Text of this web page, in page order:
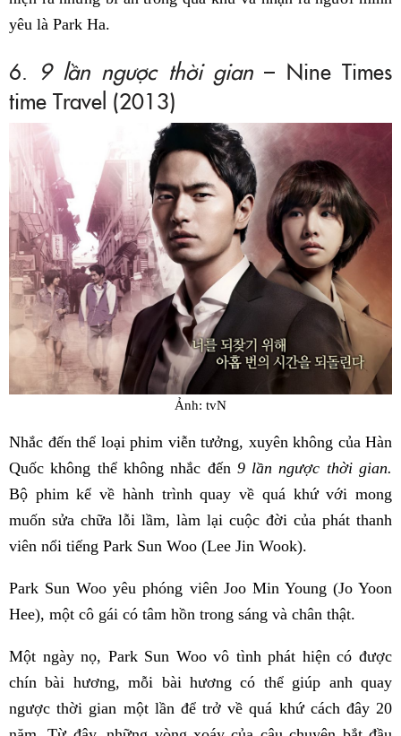
yêu là Park Ha.
6. 9 lần ngược thời gian– Nine Times
time Travel (2013)
Ảnh: tvN
Nhắc đến thể loại phim viễn tưởng, xuyên không của Hàn
Quốc không thể không nhắc đến 9 lần ngược thời gian.
Bộ phim kể về hành trình quay về quá khứ với mong
muốn sửa chữa lỗi lầm, làm lại cuộc đời của phát thanh
viên nổi tiếng Park Sun Woo (Lee Jin Wook).
Park Sun Woo yêu phóng viên Joo Min Young (Jo Yoon
Hee), một cô gái có tâm hồn trong sáng và chân thật.
Một ngày nọ, Park Sun Woo vô tình phát hiện có được
chín bài hương, mỗi bài hương có thể giúp anh quay
ngược thời gian một lần để trở về quá khứ cách đây 20